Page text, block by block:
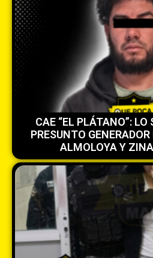
CAE “EL PLÁTANO”:
PRESUNTO
ALMOLOYA Y